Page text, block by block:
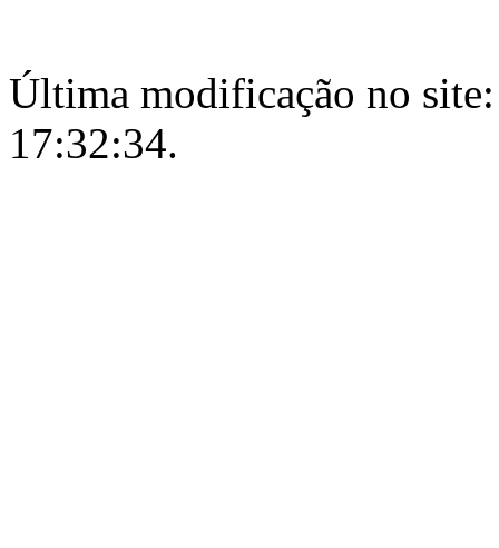
Última modificação no
17:32:34.